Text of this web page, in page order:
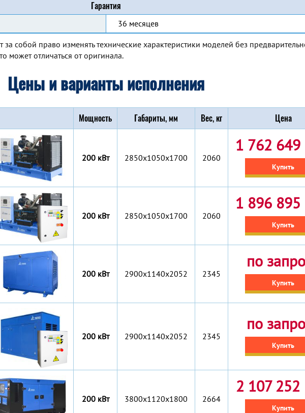
Гарантия
36 месяцев
за собой право изменять технические характеристики моделей без
может отличаться от оригинала.
Цены и варианты исполнения
Мощность Габариты, мм Вес, кг Цена
200 кВт 2850x1050x1700 2060
1 762 649
Купить
200 кВт 2850x1050x1700 2060
1 896 895
Купить
200 кВт 2900x1140x2052 2345
по
Купить
200 кВт 2900x1140x2052 2345
по
Купить
200 кВт 3800x1120x1800 2664
2 107 252
Купить